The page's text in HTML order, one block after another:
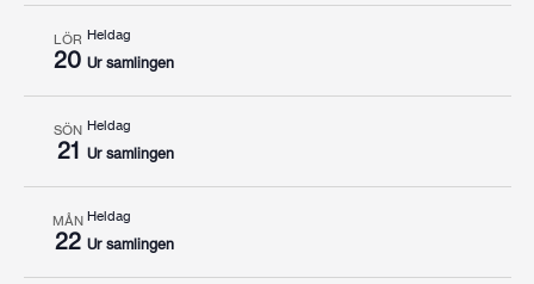
LÖR
20
Heldag
Ur samlingen
SÖN
21
Heldag
Ur samlingen
MÅN
22
Heldag
Ur samlingen